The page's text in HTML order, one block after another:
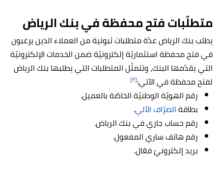
متطلّبات فتح محفظة في بنك الرياض
يطلب بنك الرياض عدّة متطلبات ثبوتية من العملاء الذين يرغبون
في فتح محفظة استثماريّة إلكترونيّة ضمن الخدمات الإلكترونيّة
التي يقدّمها البنك، وتتمثّل المتطلبات التي يطلبها بنك الرياض
لفتح محفظة في الآتي:[٢]
رقم الهويّة الوطنيّة الخاصّة بالعميل.
بطاقةالصرّاف الآلي.
رقم حساب جاري في بنك الرياض.
رقم هاتف ساري المفعول.
بريد إلكترونيّ فعّال.